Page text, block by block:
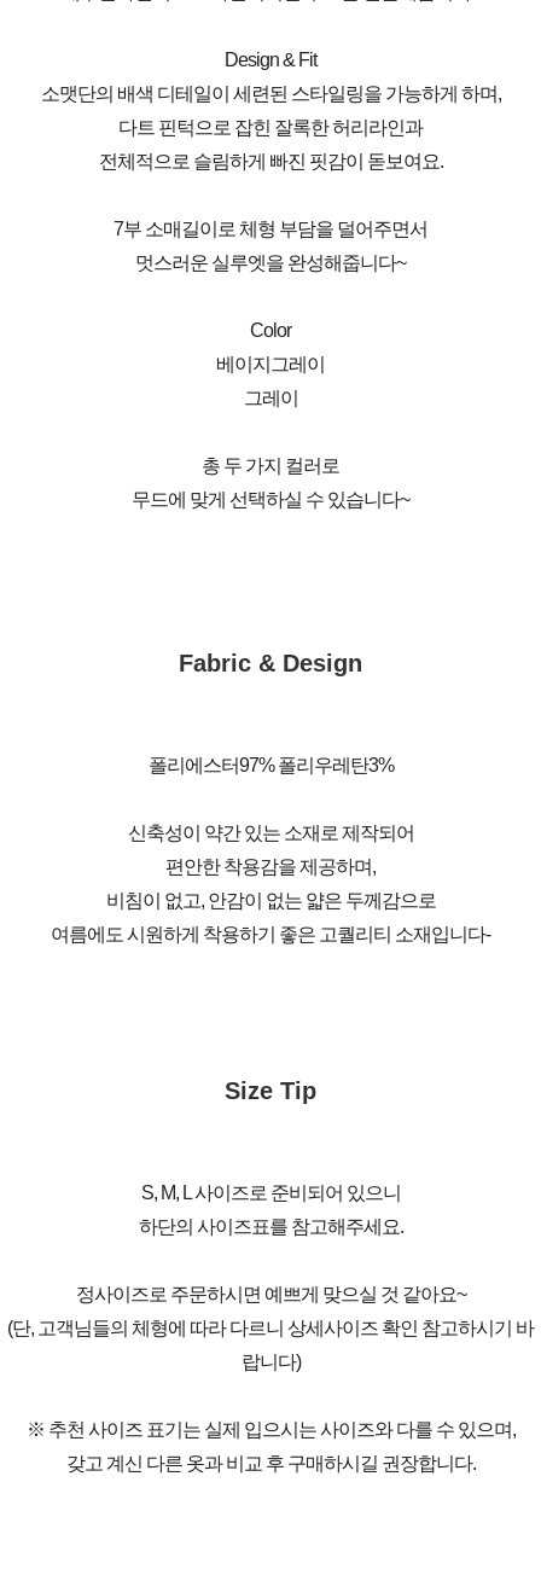
Design & Fit
소맷단의 배색 디테일이 세련된 스타일링을 가능하게 하며,
다트 핀턱으로 잡힌 잘록한 허리라인과
전체적으로 슬림하게 빠진 핏감이 돋보여요.
7부 소매길이로 체형 부담을 덜어주면서
멋스러운 실루엣을 완성해줍니다~
Color
베이지그레이
그레이
총 두 가지 컬러로
무드에 맞게 선택하실 수 있습니다~
Fabric & Design
폴리에스터97% 폴리우레탄3%
신축성이 약간 있는 소재로 제작되어
편안한 착용감을 제공하며,
비침이 없고, 안감이 없는 얇은 두께감으로
여름에도 시원하게 착용하기 좋은 고퀄리티 소재입니다-
Size Tip
S, M, L 사이즈로 준비되어 있으니
하단의 사이즈표를 참고해주세요.
정사이즈로 주문하시면 예쁘게 맞으실 것 같아요~
(단, 고객님들의 체형에 따라 다르니 상세사이즈 확인 참고하시기 바
랍니다)
※ 추천 사이즈 표기는 실제 입으시는 사이즈와 다를 수 있으며,
갖고 계신 다른 옷과 비교 후 구매하시길 권장합니다.